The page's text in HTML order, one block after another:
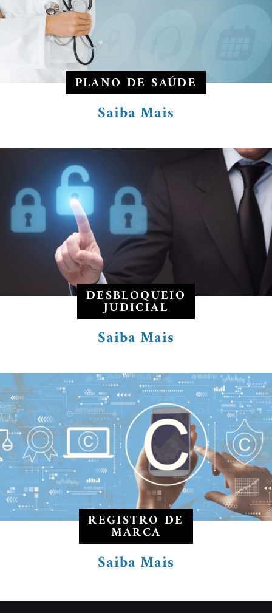
PLANO DE SAÚDE
Saiba Mais
DESBLOQUEIO
JUDICIAL
Saiba Mais
REGISTRO DE
MARCA
Saiba Mais